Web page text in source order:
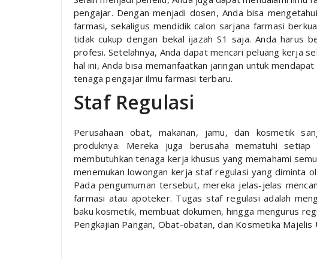
pengajar. Dengan menjadi dosen, Anda bisa
farmasi, sekaligus mendidik calon sarjana farmasi
tidak cukup dengan bekal ijazah S1 saja. Anda harus
profesi. Setelahnya, Anda dapat mencari peluang kerja
hal ini, Anda bisa memanfaatkan jaringan untuk
tenaga pengajar ilmu farmasi terbaru.
Staf Regulasi
Perusahaan obat, makanan, jamu, dan kosmetik
produknya. Mereka juga berusaha mematuhi
membutuhkan tenaga kerja khusus yang memahami
menemukan lowongan kerja staf regulasi yang diminta
Pada pengumuman tersebut, mereka jelas-jelas
farmasi atau apoteker. Tugas staf regulasi adalah
baku kosmetik, membuat dokumen, hingga mengurus
Pengkajian Pangan, Obat-obatan, dan Kosmetika Majelis